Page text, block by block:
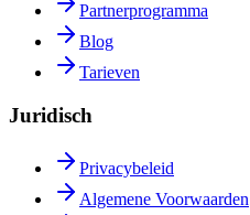
Partnerprogramma
Blog
Tarieven
Juridisch
Privacybeleid
Algemene Voorwaarden